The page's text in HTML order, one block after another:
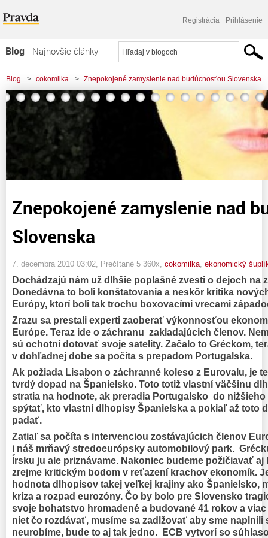
Registrácia Prihlásenie
Blog
Najnovšie články
Najčítanejšie články
Najkomentovanejšie články
Zoznam blogov
Komerčné blogy
Blog > cokomilka > Znepokojené zamyslenie nad budúcnosťou Slovenska
Znepokojené zamyslenie nad
Slovenska
7. decembra 2010 03:02 , Prečítané 5 360x, cokomilka ekonomický
Dochádzajú nám už dlhšie poplašné zvesti o dejoch na
Donedávna to boli konštatovania a neskôr kritika
Európy, ktorí boli tak trochu boxovacími vrecami
Zrazu sa prestali experti zaoberať výkonnosťou
Európe. Teraz ide o záchranu zakladajúcich členov.
sú ochotní dotovať svoje satelity. Začalo to Gréckom,
v dohľadnej dobe sa počíta s prepadom Portugalska.
Ak požiada Lisabon o záchranné koleso z Eurovalu, je
tvrdý dopad na Španielsko. Toto totiž vlastní väčšinu
stratia na hodnote, ak preradia Portugalsko do nižšieho
spýtať, kto vlastní dlhopisy Španielska a pokiaľ až toto
padať.
Zatiaľ sa počíta s intervenciou zostávajúcich členov
i náš mrňavý stredoeurópsky automobilový park.
Írsku ju ale priznávame. Nakoniec budeme požičiavať
zrejme kritickým bodom v reťazení krachov ekonomík.
hodnota dlhopisov takej veľkej krajiny ako Španielsko,
kríza a rozpad eurozóny. Čo by bolo pre Slovensko
svoje bohatstvo hromadené a budované 41 rokov a
niet čo rozdávať, musíme sa zadlžovať aby sme naplnili
neurobíme, bude to aj tak jedno. ECB vytvorí so